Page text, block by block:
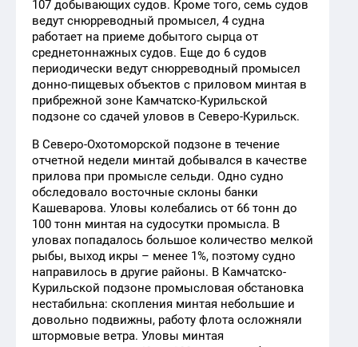
107 добывающих судов. Кроме того, семь судов
ведут снюрреводный промысел, 4 судна
работает на приеме добытого сырца от
среднетоннажных судов. Еще до 6 судов
периодически ведут снюрреводный промысел
донно-пищевых объектов с приловом минтая в
прибрежной зоне Камчатско-Курильской
подзоне со сдачей уловов в Северо-Курильск.
В Северо-Охотоморской подзоне в течение
отчетной недели минтай добывался в качестве
прилова при промысле сельди. Одно судно
обследовало восточные склоны банки
Кашеварова. Уловы колебались от 66 тонн до
100 тонн минтая на судосутки промысла. В
уловах попадалось большое количество мелкой
рыбы, выход икры – менее 1%, поэтому судно
направилось в другие районы. В Камчатско-
Курильской подзоне промысловая обстановка
нестабильна: скопления минтая небольшие и
довольно подвижны, работу флота осложняли
штормовые ветра. Уловы минтая